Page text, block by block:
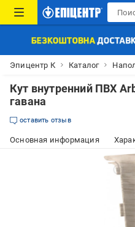
Эпицентр К Каталог
Кут внутренний ПВХ
гавана
оставить отзыв
Основная информация